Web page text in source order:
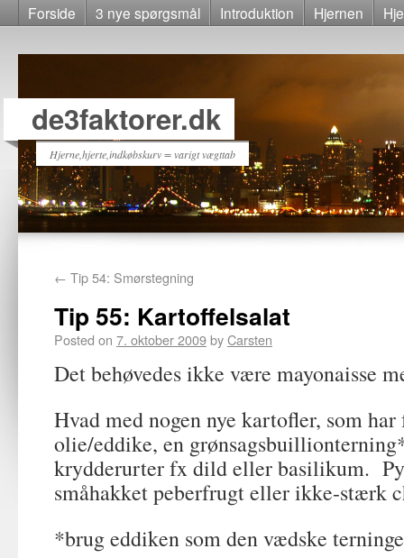
Forside 3 nye spørgsmål Introduktion Hjernen
de3faktorer.dk
Hjerne,hjerte,indkøbskurv = varigt vægttab
← Tip 54: Smørstegning
Tip 55: Kartoffelsalat
Posted on 7. oktober 2009byCarsten
Det behøvedes ikke være mayonaisse
Hvad med nogen nye kartofler, som
olie/eddike, en
krydderurter fx dild eller basilikum.
småhakket peberfrugt eller ikke-stærk
*brug eddiken som den vædske